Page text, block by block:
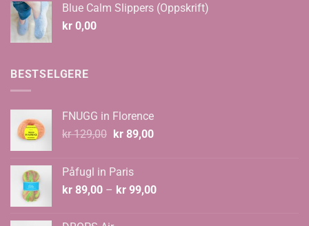
kr 135,00
Blue Calm Slippers (Oppskrift)
kr 0,00
BESTSELGERE
FNUGG in Florence
kr129,00 Opprinnelig
kr 129,00.
kr89,00Nåværende
Påfugl in Paris
kr 89,00 – kr 99,00Prisområde: